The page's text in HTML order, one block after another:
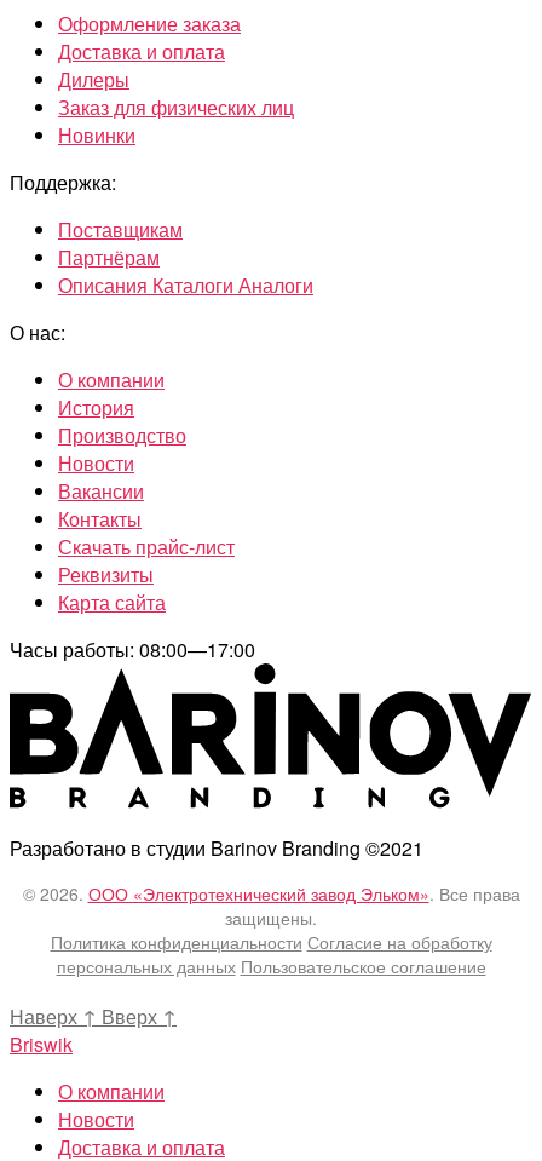
Оформление заказа
Доставка и оплата
Дилеры
Заказ для физических лиц
Новинки
Поддержка:
Поставщикам
Партнёрам
Описания Каталоги Аналоги
О нас:
О компании
История
Производство
Новости
Вакансии
Контакты
Скачать прайс-лист
Реквизиты
Карта сайта
Часы работы: 08:00—17:00
Разработано в студии Barinov Branding ©2021
© 2026. ООО «Электротехнический завод Эльком». Все права
защищены.
Политика конфиденциальности Согласие на обработку
персональных данных Пользовательское соглашение
Наверх ↑ Вверх ↑
Briswik
О компании
Новости
Доставка и оплата